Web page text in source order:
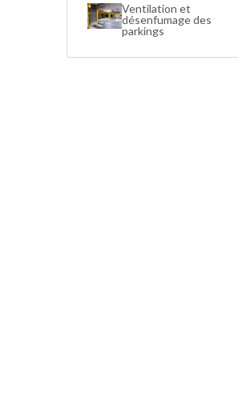
Ventilation et
désenfumage des
parkings